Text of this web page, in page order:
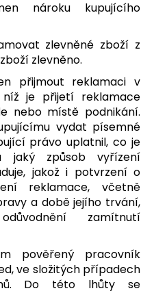
nároku kupujícího
zlevněné zboží z
zlevněno.
přijmout reklamaci v
je přijetí reklamace
nebo místě podnikání.
vydat písemné
právo uplatnil, co je
jaký způsob vyřízení
jakož i potvrzení o
reklamace, včetně
a době jejího trvání,
zamítnutí
pověřený pracovník
ve složitých případech
Do této lhůty se